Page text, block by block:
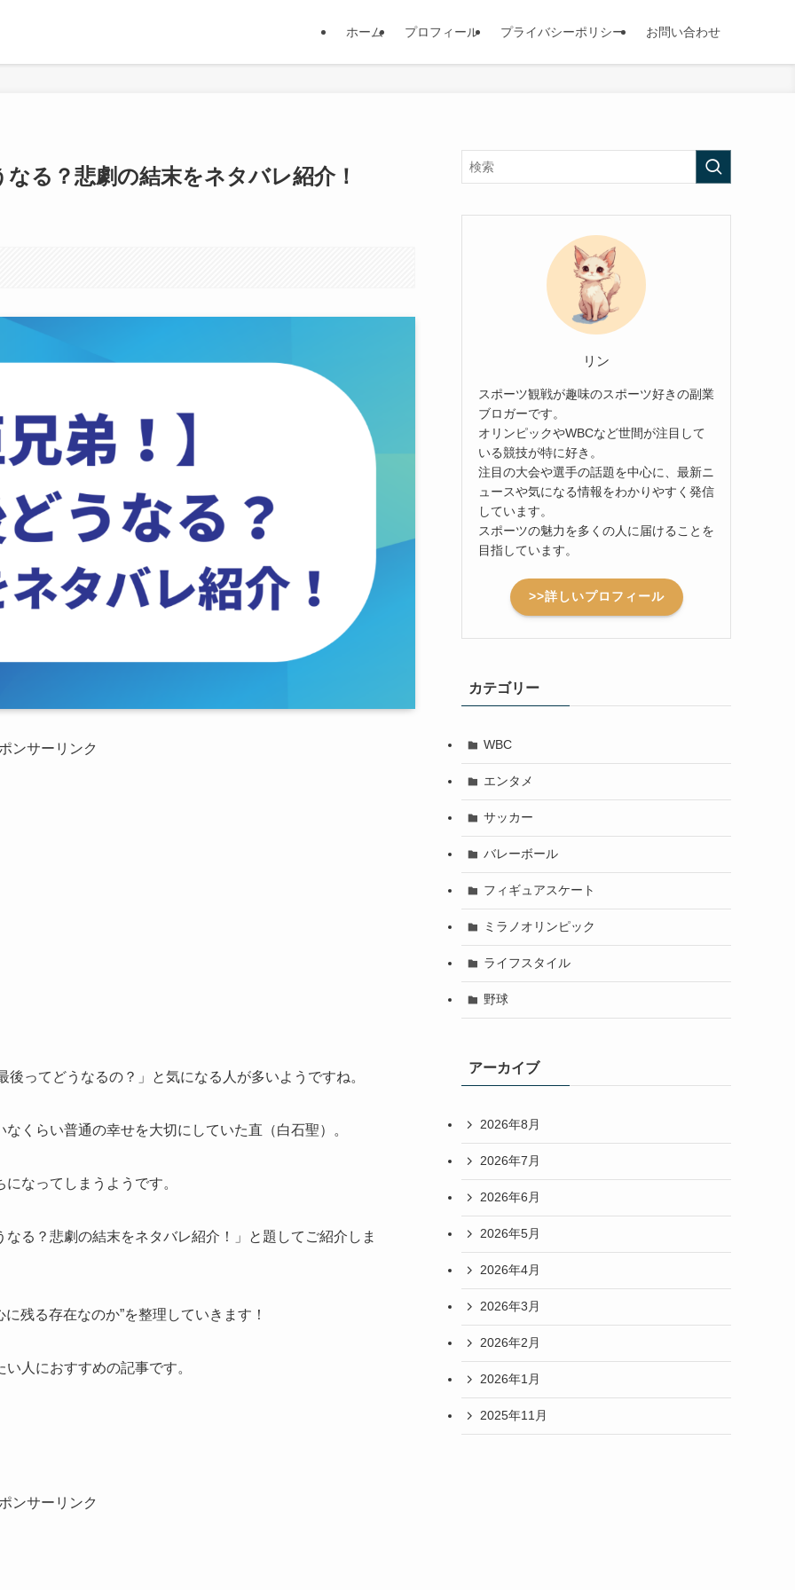
ホーム プロフィール プライバシーポリシー お問い合わせ
る？悲劇の結末をネタバレ紹介！
ンサーリンク
ってどうなるの？」と気になる人が多いようですね。
くらい普通の幸せを大切にしていた直（白石聖）。
なってしまうようです。
る？悲劇の結末をネタバレ紹介！」と題してご紹介しま
残る存在なのか”を整理していきます！
人におすすめの記事です。
ンサーリンク
リン
スポーツ観戦が趣味のスポーツ好きの副業
ブロガーです。
オリンピックやWBCなど世間が注目して
いる競技が特に好き。
注目の大会や選手の話題を中心に、最新ニ
ュースや気になる情報をわかりやすく発信
しています。
スポーツの魅力を多くの人に届けることを
目指しています。
>>詳しいプロフィール
カテゴリー
WBC
エンタメ
サッカー
バレーボール
フィギュアスケート
ミラノオリンピック
ライフスタイル
野球
アーカイブ
2026年8月
2026年7月
2026年6月
2026年5月
2026年4月
2026年3月
2026年2月
2026年1月
2025年11月